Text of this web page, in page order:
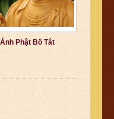
Ảnh Phật Bồ Tát